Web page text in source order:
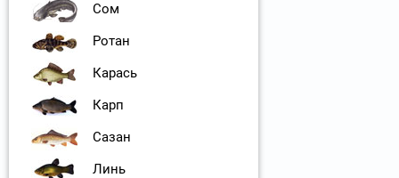
Сом
Ротан
Карась
Карп
Сазан
Линь